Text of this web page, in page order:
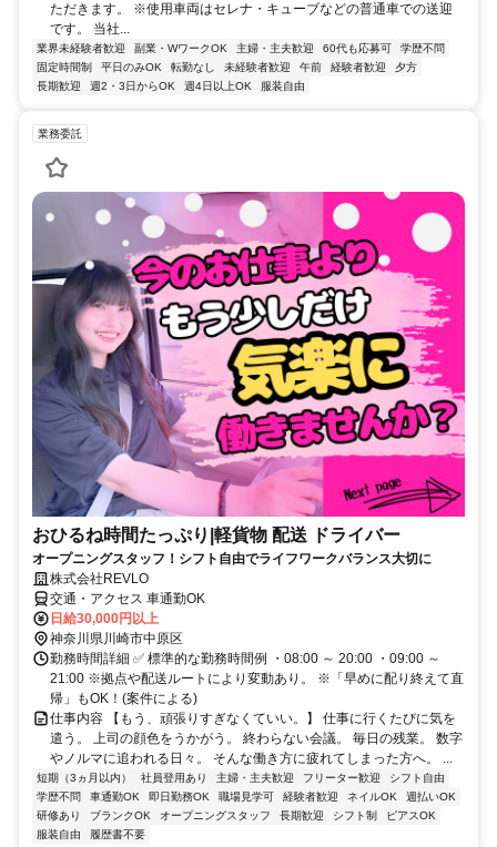
ただきます。 ※使用車両はセレナ・キューブなどの普通車での送迎
です。 当社...
業界未経験者歓迎 副業・WワークOK 主婦・主夫歓迎 60代も応募可
学歴不問
固定時間制
平日のみOK 転勤なし 未経験者歓迎 午前 経験者歓迎
夕方
長期歓迎
週2・3日からOK 週4日以上OK 服装自由
業務委託
おひるね時間たっぷり|軽貨物 配送 ドライバー
オープニングスタッフ！シフト自由でライフワークバランス大切に
株式会社REVLO
交通・アクセス 車通勤OK
日給30,000円以上
神奈川県川崎市中原区
勤務時間詳細 ✅ 標準的な勤務時間例 ・08:00 ～ 20:00 ・09:00 ～
21:00 ※拠点や配送ルートにより変動あり。 ※「早めに配り終えて直
帰」もOK！(案件による)
仕事内容 【もう、頑張りすぎなくていい。】 仕事に行くたびに気を
遣う。 上司の顔色をうかがう。 終わらない会議。 毎日の残業。 数字
やノルマに追われる日々。 そんな働き方に疲れてしまった方へ。 ...
短期（3ヵ月以内） 社員登用あり 主婦・主夫歓迎 フリーター歓迎
シフト自由
学歴不問
車通勤OK 即日勤務OK 職場見学可 経験者歓迎 ネイルOK
週払いOK
研修あり
ブランクOK オープニングスタッフ 長期歓迎 シフト制
ピアスOK
服装自由
履歴書不要